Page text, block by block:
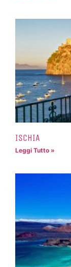
ISCHIA
Leggi Tutto »